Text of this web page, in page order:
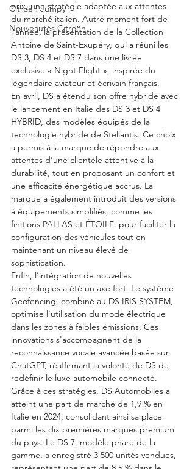
Citroën Jumpy
Nouveautés Citroën
prix, une stratégie adaptée aux attentes
du marché italien. Autre moment fort de
l'année, la présentation de la Collection
Antoine de Saint-Exupéry, qui a réuni les
DS 3, DS 4 et DS 7 dans une livrée
exclusive « Night Flight », inspirée du
légendaire aviateur et écrivain français.
En avril, DS a étendu son offre hybride avec
le lancement en Italie des DS 3 et DS 4
HYBRID, des modèles équipés de la
technologie hybride de Stellantis. Ce choix
a permis à la marque de répondre aux
attentes d'une clientèle attentive à la
durabilité, tout en proposant un confort et
une efficacité énergétique accrus. La
marque a également introduit des versions
à équipements simplifiés, comme les
finitions PALLAS et ÉTOILE, pour faciliter la
configuration des véhicules tout en
maintenant un niveau élevé de
sophistication.
Enfin, l’intégration de nouvelles
technologies a été un axe fort. Le système
Geofencing, combiné au DS IRIS SYSTEM,
optimise l’utilisation du mode électrique
dans les zones à faibles émissions. Ces
innovations s'accompagnent de la
reconnaissance vocale avancée basée sur
ChatGPT, réaffirmant la volonté de DS de
redéfinir le luxe automobile connecté.
Grâce à ces stratégies, DS Automobiles a
atteint une part de marché de 1,9 % en
Italie en 2024, consolidant ainsi sa place
parmi les dix premières marques premium
du pays. Le DS 7, modèle phare de la
gamme, a enregistré 3 500 unités vendues,